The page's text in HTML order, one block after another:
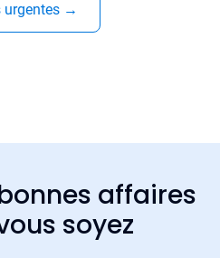
→
affaires
soyez